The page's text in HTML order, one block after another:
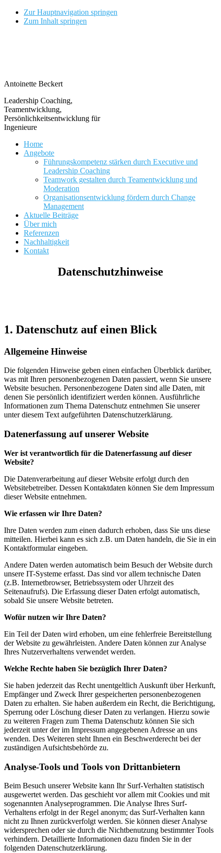
Zur Hauptnavigation springen
Zum Inhalt springen
Antoinette Beckert
Leadership Coaching,
Teamentwicklung,
Persönlichkeitsentwicklung für
Ingenieure
Home
Angebote
Führungskompetenz stärken durch Executive und
Leadership Coaching
Teamwork gestalten durch Teamentwicklung und
Moderation
Organisationsentwicklung fördern durch Change
Management
Aktuelle Beiträge
Über mich
Referenzen
Nachhaltigkeit
Kontakt
Datenschutzhinweise
1. Datenschutz auf einen Blick
Allgemeine Hinweise
Die folgenden Hinweise geben einen einfachen Überblick darüber,
was mit Ihren personenbezogenen Daten passiert, wenn Sie unsere
Website besuchen. Personenbezogene Daten sind alle Daten, mit
denen Sie persönlich identifiziert werden können. Ausführliche
Informationen zum Thema Datenschutz entnehmen Sie unserer
unter diesem Text aufgeführten Datenschutzerklärung.
Datenerfassung auf unserer Website
Wer ist verantwortlich für die Datenerfassung auf dieser
Website?
Die Datenverarbeitung auf dieser Website erfolgt durch den
Websitebetreiber. Dessen Kontaktdaten können Sie dem Impressum
dieser Website entnehmen.
Wie erfassen wir Ihre Daten?
Ihre Daten werden zum einen dadurch erhoben, dass Sie uns diese
mitteilen. Hierbei kann es sich z.B. um Daten handeln, die Sie in ein
Kontaktformular eingeben.
Andere Daten werden automatisch beim Besuch der Website durch
unsere IT-Systeme erfasst. Das sind vor allem technische Daten
(z.B. Internetbrowser, Betriebssystem oder Uhrzeit des
Seitenaufrufs). Die Erfassung dieser Daten erfolgt automatisch,
sobald Sie unsere Website betreten.
Wofür nutzen wir Ihre Daten?
Ein Teil der Daten wird erhoben, um eine fehlerfreie Bereitstellung
der Website zu gewährleisten. Andere Daten können zur Analyse
Ihres Nutzerverhaltens verwendet werden.
Welche Rechte haben Sie bezüglich Ihrer Daten?
Sie haben jederzeit das Recht unentgeltlich Auskunft über Herkunft,
Empfänger und Zweck Ihrer gespeicherten personenbezogenen
Daten zu erhalten. Sie haben außerdem ein Recht, die Berichtigung,
Sperrung oder Löschung dieser Daten zu verlangen. Hierzu sowie
zu weiteren Fragen zum Thema Datenschutz können Sie sich
jederzeit unter der im Impressum angegebenen Adresse an uns
wenden. Des Weiteren steht Ihnen ein Beschwerderecht bei der
zuständigen Aufsichtsbehörde zu.
Analyse-Tools und Tools von Drittanbietern
Beim Besuch unserer Website kann Ihr Surf-Verhalten statistisch
ausgewertet werden. Das geschieht vor allem mit Cookies und mit
sogenannten Analyseprogrammen. Die Analyse Ihres Surf-
Verhaltens erfolgt in der Regel anonym; das Surf-Verhalten kann
nicht zu Ihnen zurückverfolgt werden. Sie können dieser Analyse
widersprechen oder sie durch die Nichtbenutzung bestimmter Tools
verhindern. Detaillierte Informationen dazu finden Sie in der
folgenden Datenschutzerklärung.